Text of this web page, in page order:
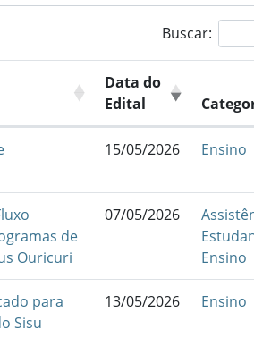
Buscar:
Data do
Edital
15/05/2026 Ensino
de
Ouricuri
07/05/2026
Ensino
para
Sisu
13/05/2026 Ensino